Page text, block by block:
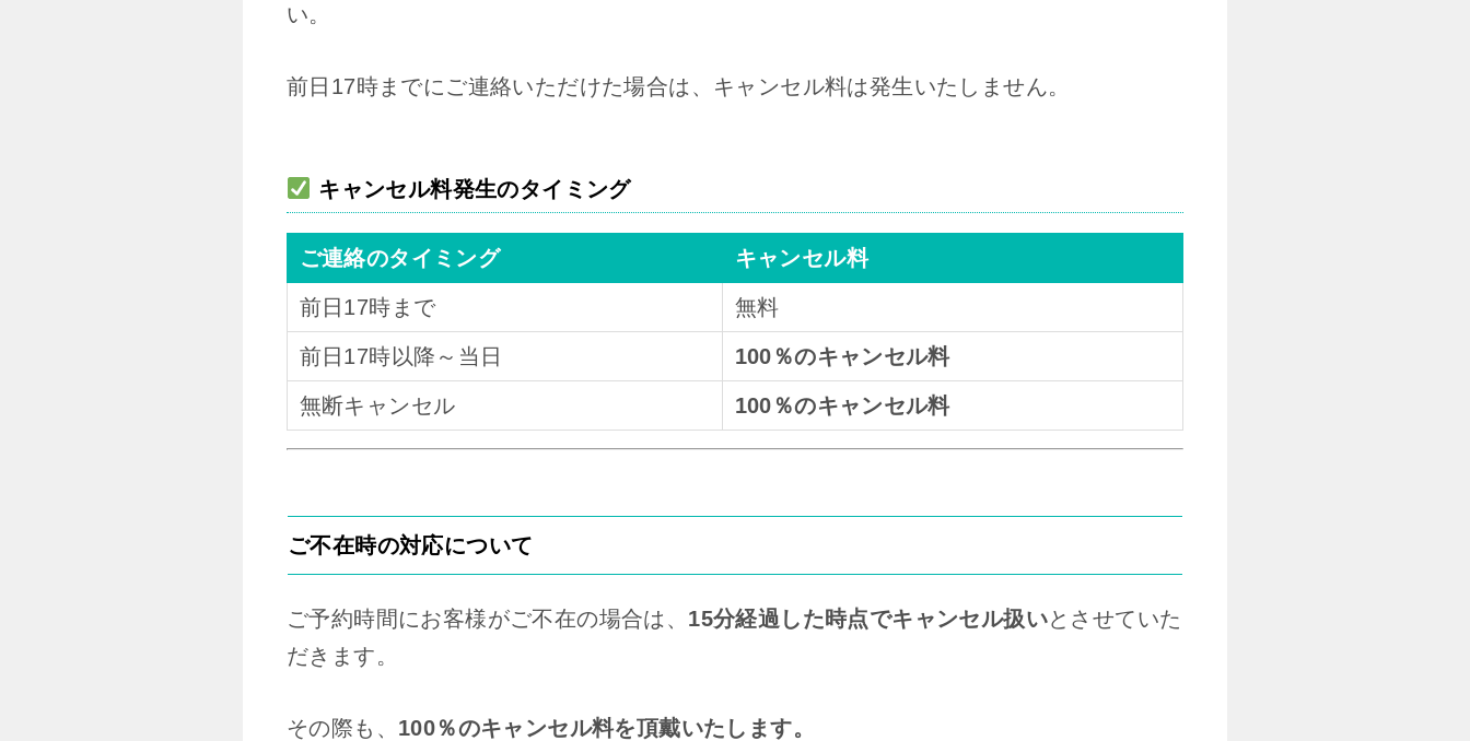
い。
前日17時までにご連絡いただけた場合は、キャンセル料は発生いたしません。
キャンセル料発生のタイミング
ご連絡のタイミング キャンセル料
前日17時まで 無料
前日17時以降～当日 100％のキャンセル料
無断キャンセル 100％のキャンセル料
ご不在時の対応について
ご予約時間にお客様がご不在の場合は、 15分経過した時点でキャンセル扱いとさせていた
だきます。
その際も、 100％のキャンセル料を頂戴いたします。